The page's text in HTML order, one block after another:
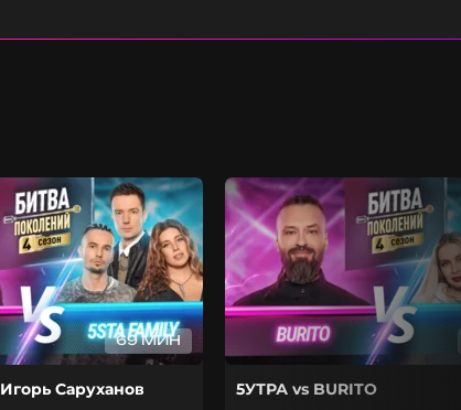
69 МИН
Саруханов 5УТРА vs BURITO